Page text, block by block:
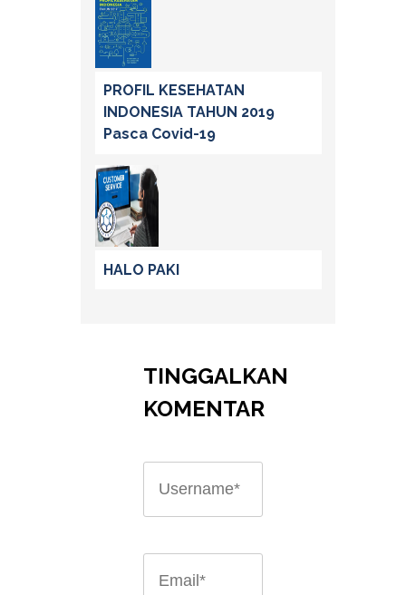
PROFIL KESEHATAN
INDONESIA TAHUN 2019
Pasca Covid-19
HALO PAKI
TINGGALKAN
KOMENTAR